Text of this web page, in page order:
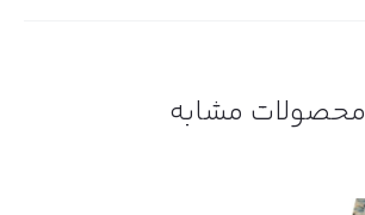
محصولات مشابه